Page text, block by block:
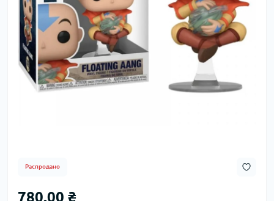
Распродано
780.00 ₴